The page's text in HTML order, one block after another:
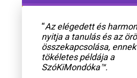
“Az elégedett és
nyitja a tanulás és az
összekapcsolása,
tökéletes példája a
SzóKiMondóka™.